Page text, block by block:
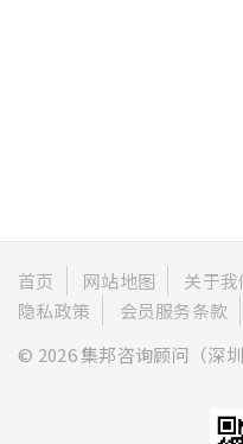
首页 网站地图 关于我
隐私政策
会员服务条款
© 2026 集邦咨询顾问（深